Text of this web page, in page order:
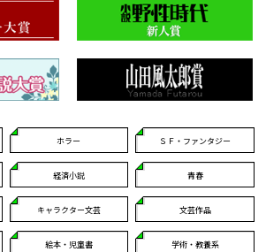
ホラー ＳＦ・ファンタジー
経済小説 青春
キャラクター文芸 文芸作品
絵本・児童書 学術・教養系